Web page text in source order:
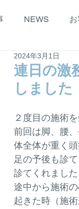
NEWS
連日の激
しました
2024年3月1日
２度目の施術
前回は脚、腰
体全体が重く
足の予後も診
診てくれました
途中から施術
起きた時（施